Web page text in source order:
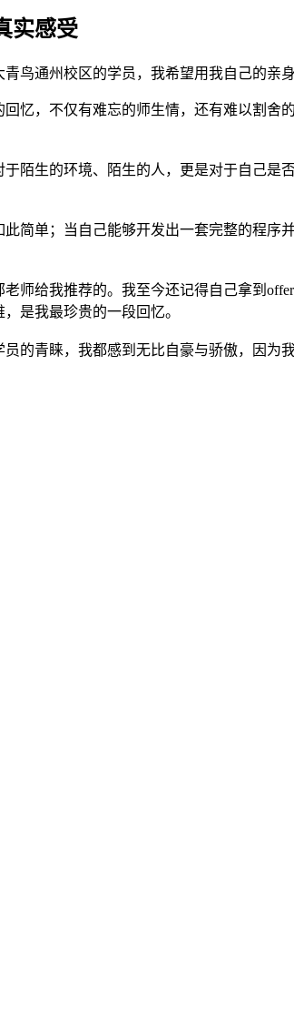
实感受
鸟通州校区的学员，我希望用我自己的亲
忆，不仅有难忘的师生情，还有难以割舍
陌生的环境、陌生的人，更是对于自己是
简单；当自己能够开发出一套完整的程序
师给我推荐的。我至今还记得自己拿到
是我最珍贵的一段回忆。
的青睐，我都感到无比自豪与骄傲，因为